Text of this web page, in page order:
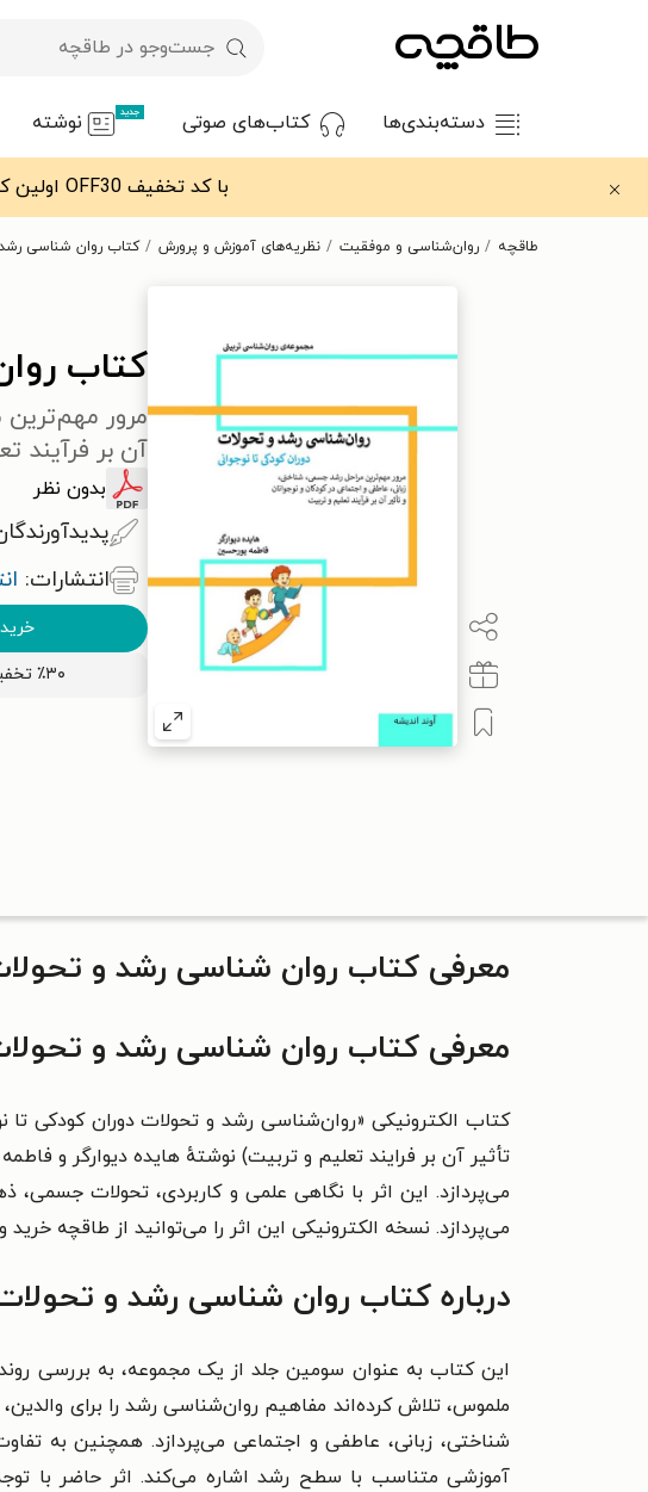
دسته‌بندی‌ها کتاب‌های صوتی جدید نوشته
با کد تخفیف OFF30 اولین کتاب الکترونیکی یا صوتی‌ات را با ۳۰٪ تخفیف از طاقچه دریافت کن.
طاقچه روان‌شناسی و موفقیت نظریه‌های آموزش و پرورش کتاب روان شناسی رشد
کتاب
مرور مهم‌ترین
آن بر فرآیند
بدون نظر
انتشارات:
٪۳۰ تخفیف اولین خرید کتاب با کد
معرفی کتاب روان شناسی رشد و
معرفی کتاب روان شناسی رشد و
کتاب الکترونیکی «روان‌شناسی رشد و تحولات دوران کودکی تا
تأثیر آن بر فرایند تعلیم و تربیت) نوشتهٔ هایده دیوارگر و
می‌پردازد. این اثر با نگاهی علمی و کاربردی، تحولات جسمی،
می‌پردازد. نسخه الکترونیکی این اثر را می‌توانید از طاقچه خرید
درباره کتاب روان شناسی رشد و
این کتاب به عنوان سومین جلد از یک مجموعه، به بررسی روند
شناختی، زبانی، عاطفی و اجتماعی می‌پردازد. همچنین به
آموزشی متناسب با سطح رشد اشاره می‌کند. اثر حاضر با